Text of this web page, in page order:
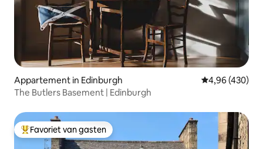
Appartement in Edinburgh Gemiddelde
4,96 (430)
The Butlers Basement | Edinburgh
Topfavoriet van gasten
Favoriet van gasten